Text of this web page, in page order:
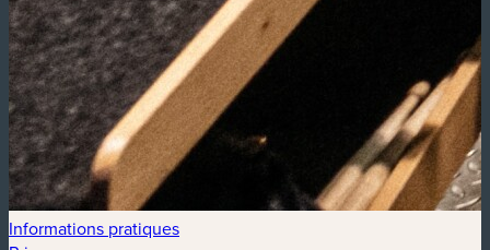
Informations pratiques